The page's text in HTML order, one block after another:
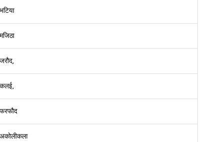
भटिया
मजिठा
जरौद,
कलई,
फरफौद
अकोलीकला